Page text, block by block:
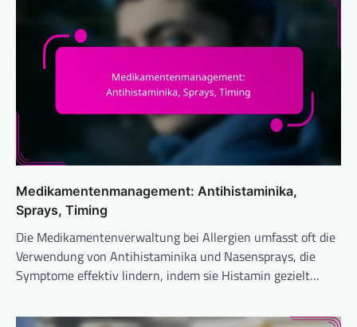
Medikamentenmanagement: Antihistaminika,
Sprays, Timing
Die Medikamentenverwaltung bei Allergien umfasst oft die
Verwendung von Antihistaminika und Nasensprays, die
Symptome effektiv lindern, indem sie Histamin gezielt…